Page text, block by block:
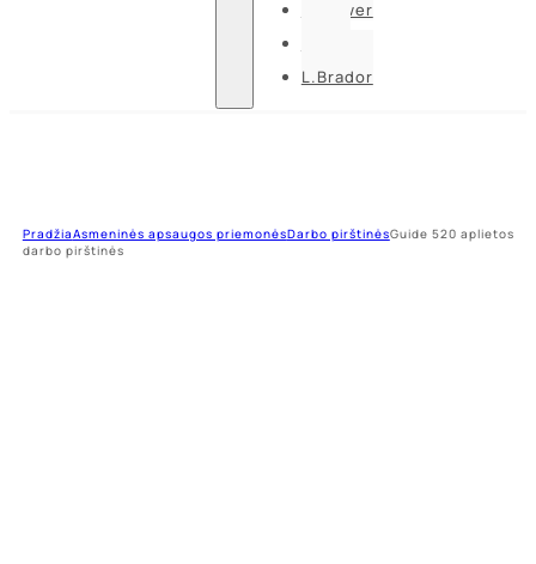
U-power
L.Brador
PradžiaAsmeninės apsaugos priemonėsDarbo pirštinėsGuide 520 aplietos
darbo pirštinės